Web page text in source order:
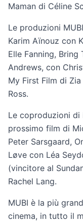
Maman di Céline
Le produzioni
Karim Aïnouz con
Elle Fanning,
Andrews, con
My First Film di
Ross.
Le coproduzioni di
prossimo film di
Peter Sarsgaard,
Løve con Léa
(vincitore al
Rachel Lang.
MUBI è la più
cinema, in tutto il